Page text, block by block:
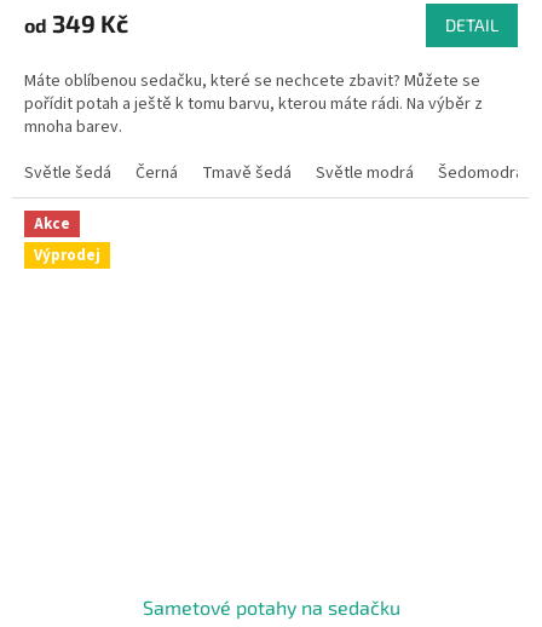
produktu
je
z
5
hvězdiček.
od 349 Kč DETAIL
Máte oblíbenou sedačku, které se nechcete zbavit? Můžete se
pořídit potah a ještě k tomu barvu, kterou máte rádi. Na výběr z
mnoha barev.
Světle šedá
Černá Tmavě šedá Světle modrá Šedomodrá
Akce
Výprodej
Sametové potahy na sedačku